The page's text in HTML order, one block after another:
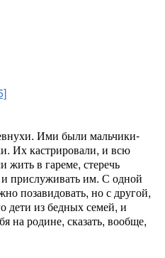
Ими были мальчики-
Их кастрировали, и всю
в гареме, стеречь
прислуживать им. С одной
позавидовать, но с другой,
дети из бедных семей, и
на родине, сказать, вообще,